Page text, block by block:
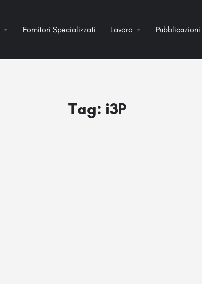
Fornitori Specializzati Lavoro Pubblicazioni
Tag: i3P